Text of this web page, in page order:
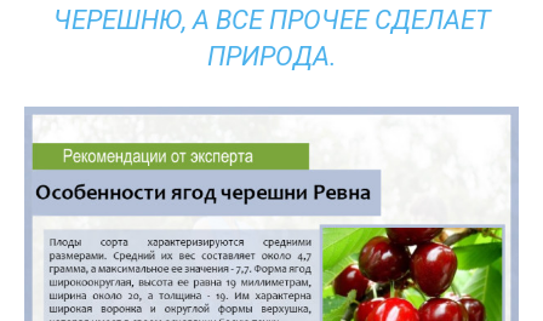
ЧЕРЕШНЮ, А ВСЕ ПРОЧЕЕ СДЕЛАЕТ
ПРИРОДА.